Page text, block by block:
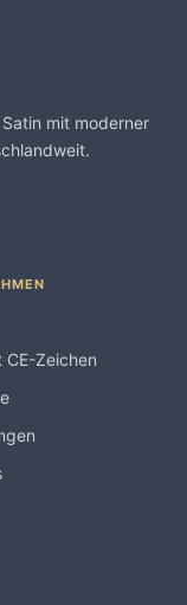
mit moderner
Zeichen